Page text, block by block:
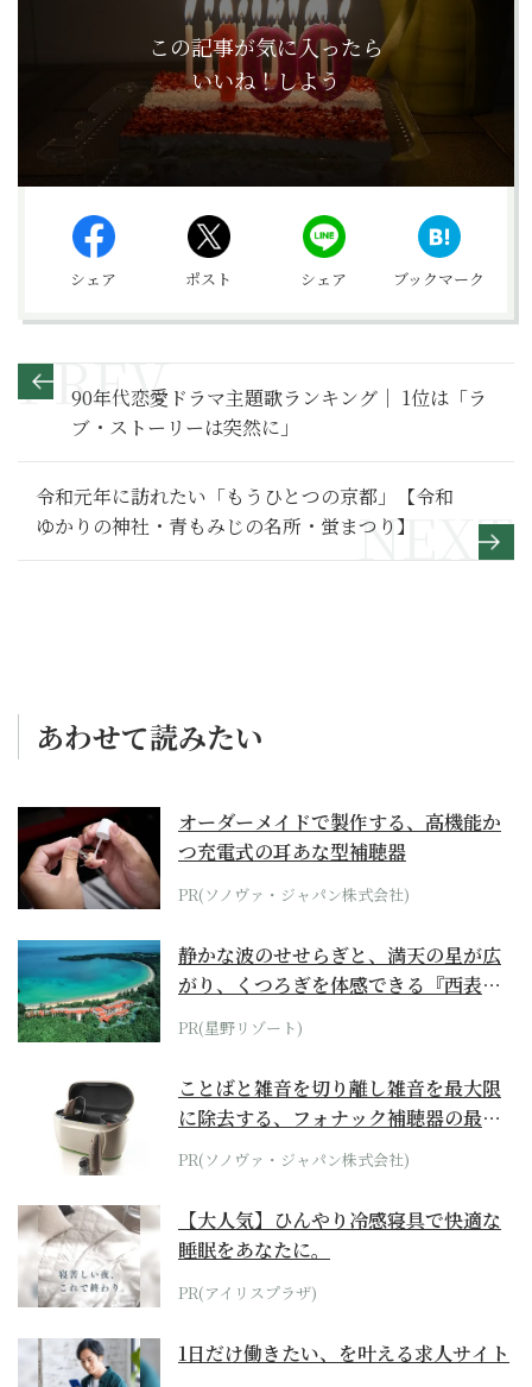
この記事が気に入ったら
いいね！しよう
シェア ポスト シェア ブックマーク
90年代恋愛ドラマ主題歌ランキング｜ 1位は「ラ
ブ・ストーリーは突然に」
令和元年に訪れたい「もうひとつの京都」【令和
ゆかりの神社・青もみじの名所・蛍まつり】
あわせて読みたい
オーダーメイドで製作する、高機能か
つ充電式の耳あな型補聴器
PR(ソノヴァ・ジャパン株式会社)
静かな波のせせらぎと、満天の星が広
がり、くつろぎを体感できる『西表島
ホテル by...
PR(星野リゾート)
ことばと雑音を切り離し雑音を最大限
に除去する、フォナック補聴器の最上
位モデル
PR(ソノヴァ・ジャパン株式会社)
【大人気】ひんやり冷感寝具で快適な
睡眠をあなたに。
PR(アイリスプラザ)
1日だけ働きたい、を叶える求人サイト